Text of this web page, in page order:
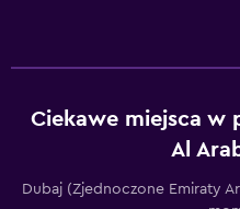
Ciekawe miejsca w
Al
Dubaj (Zjednoczone Emiraty